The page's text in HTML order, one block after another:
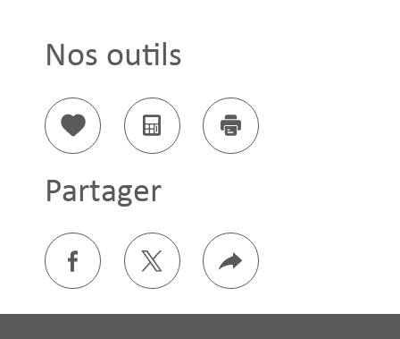
Nos outils
SélectionnerCalculatriceImprimer
Partager
facebooktwitter
Plus
de
partage